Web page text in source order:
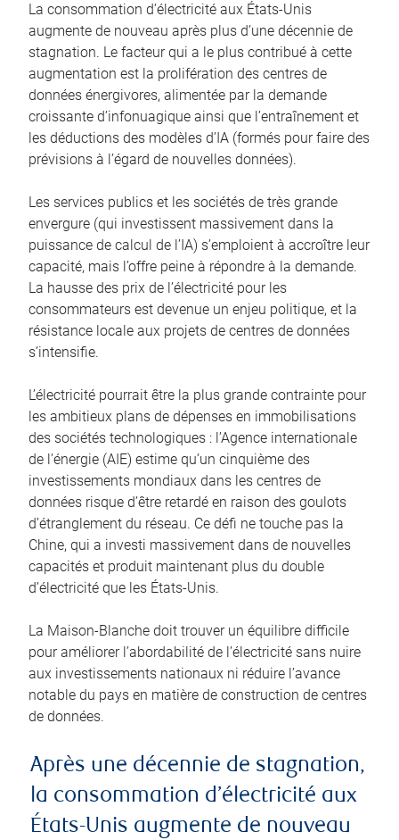
La consommation d’électricité aux États-Unis
augmente de nouveau après plus d’une décennie de
stagnation. Le facteur qui a le plus contribué à cette
augmentation est la prolifération des centres de
données énergivores, alimentée par la demande
croissante d’infonuagique ainsi que l’entraînement et
les déductions des modèles d’IA (formés pour faire des
prévisions à l’égard de nouvelles données).
Les services publics et les sociétés de très grande
envergure (qui investissent massivement dans la
puissance de calcul de l’IA) s’emploient à accroître leur
capacité, mais l’offre peine à répondre à la demande.
La hausse des prix de l’électricité pour les
consommateurs est devenue un enjeu politique, et la
résistance locale aux projets de centres de données
s’intensifie.
L’électricité pourrait être la plus grande contrainte pour
les ambitieux plans de dépenses en immobilisations
des sociétés technologiques : l’Agence internationale
de l’énergie (AIE) estime qu’un cinquième des
investissements mondiaux dans les centres de
données risque d’être retardé en raison des goulots
d’étranglement du réseau. Ce défi ne touche pas la
Chine, qui a investi massivement dans de nouvelles
capacités et produit maintenant plus du double
d’électricité que les États-Unis.
La Maison-Blanche doit trouver un équilibre difficile
pour améliorer l’abordabilité de l’électricité sans nuire
aux investissements nationaux ni réduire l’avance
notable du pays en matière de construction de centres
de données.
Après une décennie de stagnation,
la consommation d’électricité aux
États-Unis augmente de nouveau